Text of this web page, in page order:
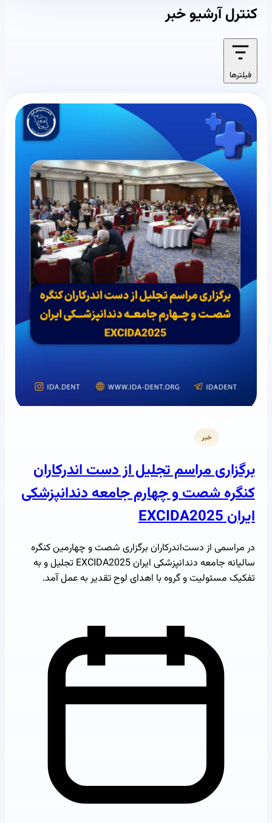
کنترل آرشیو خبر
فیلترها
خبر
برگزاری مراسم تجلیل از دست اندرکاران
کنگره شصت و چهارم جامعه دندانپزشکی
ایران EXCIDA2025
در مراسمی از دست‌اندرکاران برگزاری شصت و چهارمین کنگره
سالیانه جامعه دندانپزشکی ایران EXCIDA2025 تجلیل و به
تفکیک مسئولیت و گروه با اهدای لوح تقدیر به عمل آمد.